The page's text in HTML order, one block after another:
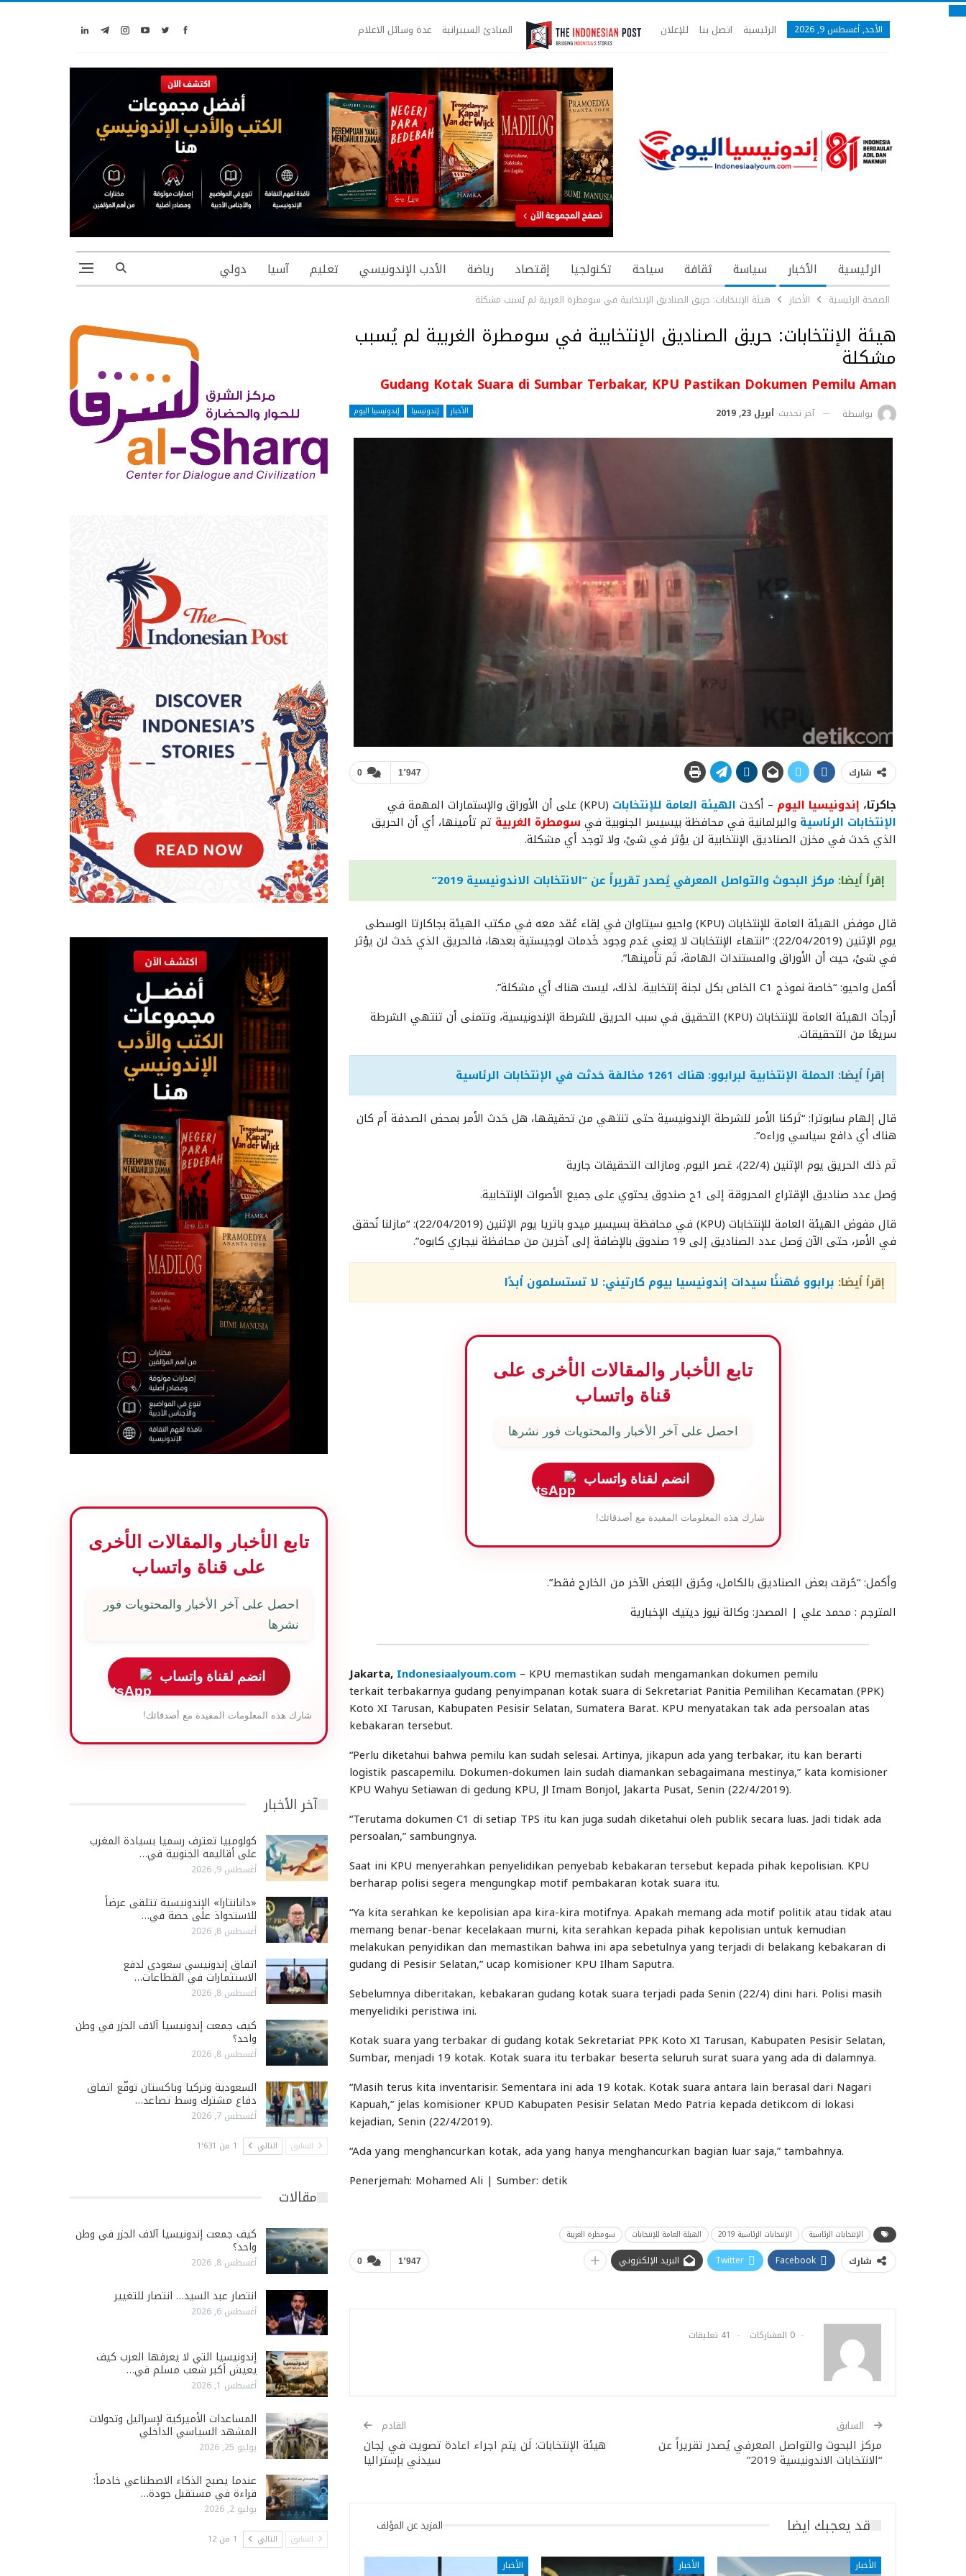
الأحد, أغسطس 9, 2026 الرئيسية اتصل بنا للإعلان المبادئ السيبرانية عدة وسائل الاعلام
الرئيسية الأخبار سياسة ثقافة سياحة تكنولجيا إقتصاد رياضة الأدب الإندونيسي تعليم آسيا دولي
الصفحة الرئيسية الأخبار هيئة الإنتخابات: حريق الصناديق الإنتخابية في سومطرة الغربية لم يُسبب مشكلة
هيئة الإنتخابات: حريق الصناديق الإنتخابية في سومطرة الغربية لم يُسبب
مشكلة
Gudang Kotak Suara di Sumbar Terbakar, KPU Pastikan Dokumen Pemilu Aman
الأخبار إندونيسيا إندونيسيا اليوم بواسطة آخر تحديث أبريل 23, 2019
0 1٬947 شارك
جاكرتا، إندونيسيا اليوم – أكدت الهيئة العامة للإنتخابات (KPU) على أن الأوراق والإستمارات المهمة في
الإنتخابات الرئاسية والبرلمانية في محافظة بيسيسر الجنوبية في سومطرة الغربية تم تأمينها، أي أن الحريق
الذي حَدث في مخزن الصناديق الإنتخابية لن يؤثر في شئ، ولا توجد أي مشكلة.
إقرأ أيضا: مركز البحوث والتواصل المعرفي يُصدر تقريراً عن “الانتخابات الاندونيسية 2019”
قال موفض الهيئة العامة للإنتخابات (KPU) واحيو سيتاوان في لِقاء عُقد معه في مكتب الهيئة بجاكارتا الوسطى
يوم الإثنين (22/04/2019): “انتهاء الإنتخابات لا يَعني عَدم وجود خَدمات لوجيستية بعدها، فالحريق الذي حَدث لن يؤثر
في شئ، حيث أن الأوراق والمستندات الهامة، تَم تأمينها”.
أكمل واحيو: “خاصة نموذج C1 الخاص بكل لجنة إنتخابية. لذلك، ليست هناك أي مشكلة”.
أرجأت الهيئة العامة للإنتخابات (KPU) التحقيق في سبب الحريق للشرطة الإندونيسية، وتتمنى أن تنتهي الشرطة
سريعًا من التحقيقات.
إقرأ أيضا: الحملة الإنتخابية لبرابوو: هناك 1261 مخالفة حَدثت في الإنتخابات الرئاسية
قال إلهام سابوترا: “تَركنا الأمر للشرطة الإندونيسية حتى تنتهي من تحقيقها، هل حَدث الأمر بمحض الصدفة أم كان
هناك أي دافع سياسي وراءه”.
تَم ذلك الحريق يوم الإثنين (22/4)، عَصر اليوم. ومازالت التحقيقات جارية
وَصل عدد صناديق الإقتراع المحروقة إلى 1ح صندوق يحتوي على جميع الأصوات الإنتخابية.
قال مفوض الهيئة العامة للإنتخابات (KPU) في محافظة بسيسير ميدو باتريا يوم الإثنين (22/04/2019): “مازلنا نُحقق
في الأمر، حتى الآن وَصل عدد الصناديق إلى 19 صندوق بالإضافة إلى آخرين من محافظة نيجاري كابوه”.
إقرأ أيضا: برابوو مُهنئًا سيدات إندونيسيا بيوم كارتيني: لا تستسلمون أبدًا
تابع الأخبار والمقالات الأخرى على
قناة واتساب
احصل على آخر الأخبار والمحتويات فور نشرها
انضم لقناة واتساب
شارك هذه المعلومات المفيدة مع أصدقائك!
وأكمل: “حُرقت بعض الصناديق بالكامل، وحُرق البَعض الآخر من الخارج فقط”.
المترجم : محمد علي | المصدر: وكالة نيوز ديتيك الإخبارية
Jakarta, Indonesiaalyoum.com – KPU memastikan sudah mengamankan dokumen pemilu
terkait terbakarnya gudang penyimpanan kotak suara di Sekretariat Panitia Pemilihan Kecamatan (PPK)
Koto XI Tarusan, Kabupaten Pesisir Selatan, Sumatera Barat. KPU menyatakan tak ada persoalan atas
kebakaran tersebut.
“Perlu diketahui bahwa pemilu kan sudah selesai. Artinya, jikapun ada yang terbakar, itu kan berarti
logistik pascapemilu. Dokumen-dokumen lain sudah diamankan sebagaimana mestinya,” kata komisioner
KPU Wahyu Setiawan di gedung KPU, Jl Imam Bonjol, Jakarta Pusat, Senin (22/4/2019).
“Terutama dokumen C1 di setiap TPS itu kan juga sudah diketahui oleh publik secara luas. Jadi tidak ada
persoalan,” sambungnya.
Saat ini KPU menyerahkan penyelidikan penyebab kebakaran tersebut kepada pihak kepolisian. KPU
berharap polisi segera mengungkap motif pembakaran kotak suara itu.
“Ya kita serahkan ke kepolisian apa kira-kira motifnya. Apakah memang ada motif politik atau tidak atau
memang benar-benar kecelakaan murni, kita serahkan kepada pihak kepolisian untuk kemudian
melakukan penyidikan dan memastikan bahwa ini apa sebetulnya yang terjadi di belakang kebakaran di
gudang di Pesisir Selatan,” ucap komisioner KPU Ilham Saputra.
Sebelumnya diberitakan, kebakaran gudang kotak suara terjadi pada Senin (22/4) dini hari. Polisi masih
menyelidiki peristiwa ini.
Kotak suara yang terbakar di gudang kotak Sekretariat PPK Koto XI Tarusan, Kabupaten Pesisir Selatan,
Sumbar, menjadi 19 kotak. Kotak suara itu terbakar beserta seluruh surat suara yang ada di dalamnya.
“Masih terus kita inventarisir. Sementara ini ada 19 kotak. Kotak suara antara lain berasal dari Nagari
Kapuah,” jelas komisioner KPUD Kabupaten Pesisir Selatan Medo Patria kepada detikcom di lokasi
kejadian, Senin (22/4/2019).
“Ada yang menghancurkan kotak, ada yang hanya menghancurkan bagian luar saja,” tambahnya.
Penerjemah: Mohamed Ali | Sumber: detik
الإنتخابات الرئاسية الإنتخابات الرئاسية 2019 الهيئة العامة للإنتخابات سومطرة الغربية
0 1٬947 شارك Facebook
Twitter البريد الإلكتروني
0 المشاركات 41 تعليقات
السابق
مركز البحوث والتواصل المعرفي يُصدر تقريراً عن
“الانتخابات الاندونيسية 2019”
القادم
هيئة الإنتخابات: لَن يتم اجراء اعادة تصويت في لِجان
سيدني بإستراليا
قد يعجبك ايضا المزيد عن المؤلف
الأخبار الأخبار الأخبار
تابع الأخبار والمقالات الأخرى
على قناة واتساب
احصل على آخر الأخبار والمحتويات فور
نشرها
انضم لقناة واتساب
شارك هذه المعلومات المفيدة مع أصدقائك!
آخر الأخبار
كولومبيا تعترف رسميا بسيادة المغرب
على أقاليمه الجنوبية في…
أغسطس 9, 2026
«دانانتارا» الإندونيسية تتلقى عرضاً
للاستحواذ على حصة في…
أغسطس 8, 2026
اتفاق إندونيسي سعودي لدفع
الاستثمارات في القطاعات…
أغسطس 8, 2026
كيف جمعت إندونيسيا آلاف الجزر في وطن
واحد؟
أغسطس 8, 2026
السعودية وتركيا وباكستان توقّع اتفاق
دفاع مشترك وسط تصاعد…
أغسطس 7, 2026
السابق التالي 1 من 1٬631
مقالات
كيف جمعت إندونيسيا آلاف الجزر في وطن
واحد؟
أغسطس 8, 2026
انتصار عبد السيد… انتصار للتغيير
أغسطس 6, 2026
إندونيسيا التي لا يعرفها العرب كيف
يعيش أكبر شعب مسلم في…
أغسطس 1, 2026
المساعدات الأميركية لإسرائيل وتحولات
المشهد السياسي الداخلي
يوليو 25, 2026
عندما يصبح الذكاء الاصطناعي خادماً:
قراءة في مستقبل جودة…
يوليو 2, 2026
السابق التالي 1 من 12